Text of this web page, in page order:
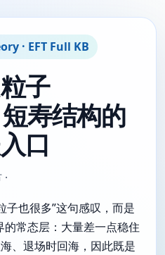
· EFT Full KB
子
短寿结构的
口
子也很多”这句感叹，而是
常态层：大量差一点稳住
、退场时回海，因此既是